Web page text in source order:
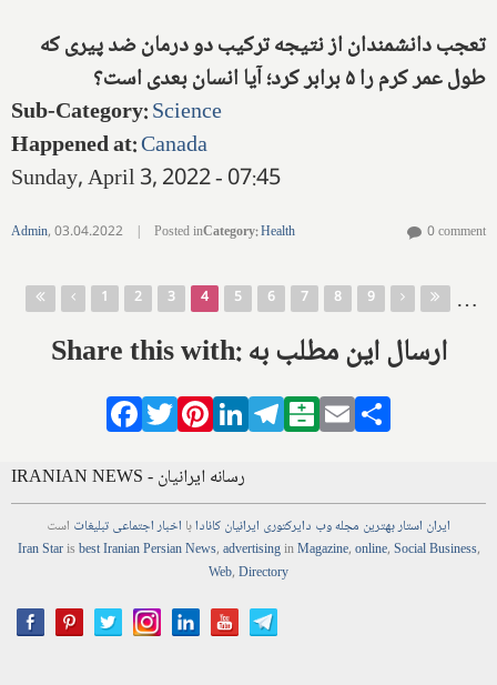
تعجب دانشمندان از نتیجه ترکیب دو درمان ضد پیری که
طول عمر کرم را ۵ برابر کرد؛ آیا انسان بعدی است؟
Sub-Category:Science
Happened at:Canada
Sunday, April 3, 2022 - 07:45
Admin,03.04.2022 | Posted inCategory:Health 0 comment
Pages
1 2 3 4 5 6 7 8 9 …
Share this with: ارسال این مطلب به
Facebook
TwitterPinterestLinkedIn
Telegram
Balatarin
Email
IRANIAN NEWS - رسانه ایرانیان
ایران استاربهترین مجلهوب دایرکتوری ایرانیان کانادابا اخباراجتماعیتبلیغات است
Iran Starisbest Iranian PersianNews,advertisinginMagazine,online,Social Business,
Web,Directory